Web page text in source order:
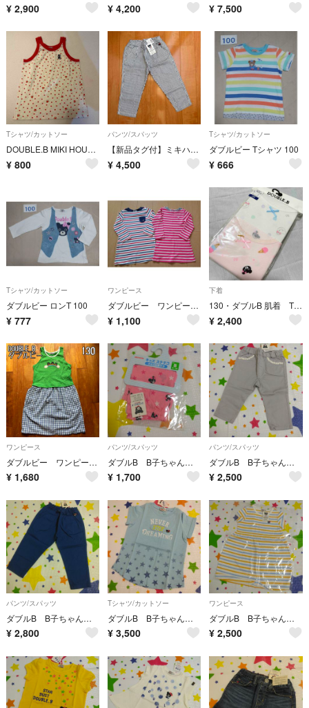
¥ 2,900 ¥ 4,200 ¥ 7,500
Tシャツ/カットソー
DOUBLE.B MIKI HOUSE ノースリーブ 120cm
¥ 800
パンツ/スパッツ
【新品タグ付】ミキハウス ダブルB ストライプパンツ 100cm ヒッコリー
¥ 4,500
Tシャツ/カットソー
ダブルビー Tシャツ 100
¥ 666
Tシャツ/カットソー
ダブルビー ロンT 100
¥ 777
ワンピース
ダブルビー ワンピースまとめ売り
¥ 1,100
下着
130・ダブルB 肌着 Tシャツ【２枚セット】
¥ 2,400
ワンピース
ダブルビー ワンピース 130
¥ 1,680
パンツ/スパッツ
ダブルB B子ちゃんステテコ Sサイズ 90～100cm ミキハウス
¥ 1,700
パンツ/スパッツ
ダブルB B子ちゃん ハーフパンツ 90cm ミキハウス
¥ 2,500
パンツ/スパッツ
ダブルB B子ちゃん 7分丈パンツ 100cm ミキハウス
¥ 2,800
Tシャツ/カットソー
ダブルB B子ちゃん星柄Tシャツ 100cm 日本製 ミキハウス
¥ 3,500
ワンピース
ダブルB B子ちゃん ボーダーワンピース 100cm ミキハウス
¥ 2,500